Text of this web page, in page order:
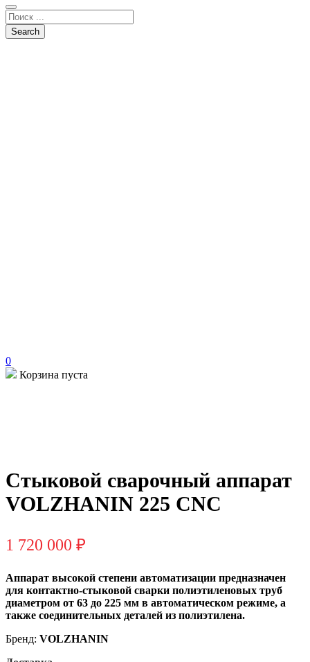
0
Корзина пуста
Стыковой сварочный аппарат
VOLZHANIN 225 CNC
1 720 000 ₽
Аппарат высокой степени автоматизации предназначен
для контактно-стыковой сварки полиэтиленовых труб
диаметром от 63 до 225 мм в автоматическом режиме, а
также соединительных деталей из полиэтилена.
Бренд: VOLZHANIN